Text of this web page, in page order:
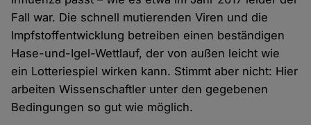
Fall war. Die schnell mutierenden Viren und die
Impfstoffentwicklung betreiben einen beständigen
Hase-und-Igel-Wettlauf, der von außen leicht wie
ein Lotteriespiel wirken kann. Stimmt aber nicht: Hier
arbeiten Wissenschaftler unter den gegebenen
Bedingungen so gut wie möglich.